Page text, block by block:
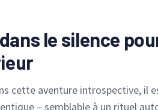
le silence
cette aventure introspective, il
– semblable à un rituel